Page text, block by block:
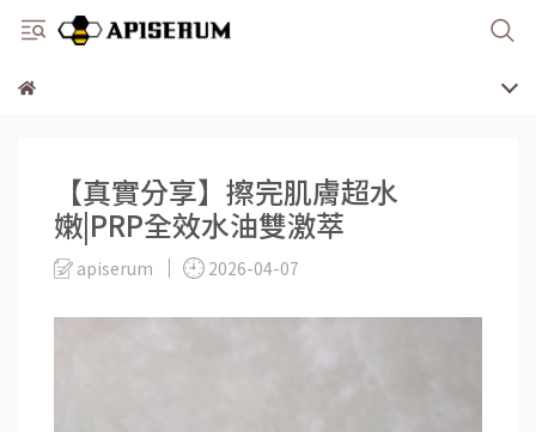
【真實分享】擦完肌膚超水
嫩|PRP全效水油雙激萃
apiserum 2026-04-07